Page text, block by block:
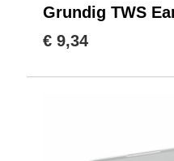
Grundig TWS
€ 9,34